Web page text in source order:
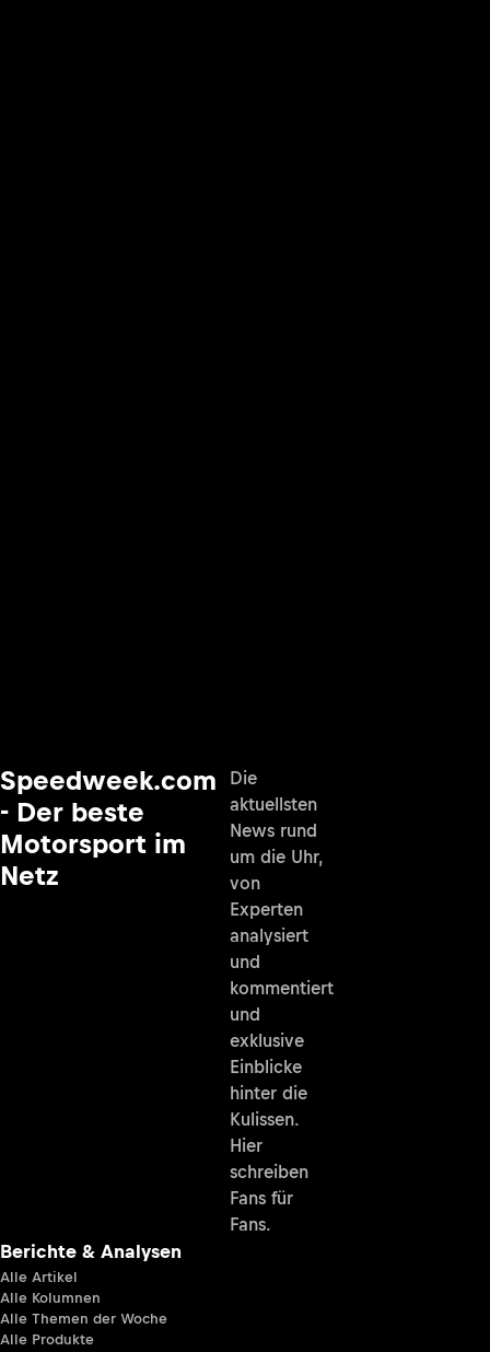
Speedweek.com
- Der beste
Motorsport im
Netz
Die
aktuellsten
News rund
um die Uhr,
von
Experten
analysiert
und
kommentiert
und
exklusive
Einblicke
hinter die
Kulissen.
Hier
schreiben
Fans für
Fans.
Berichte & Analysen
Alle Artikel
Alle Kolumnen
Alle Themen der Woche
Alle Produkte